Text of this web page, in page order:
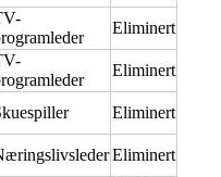
Eliminert
Eliminert
Eliminert
Eliminert